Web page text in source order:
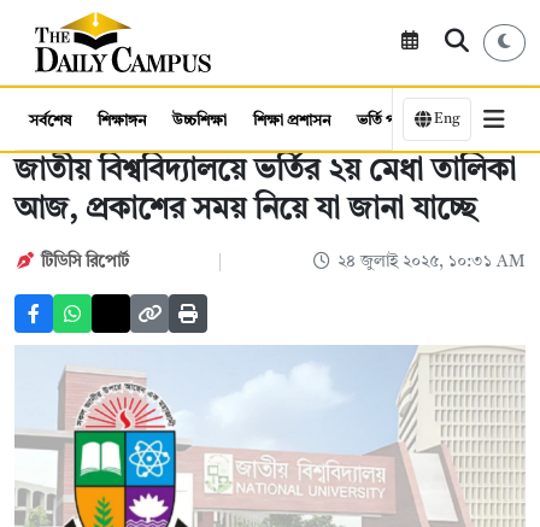
সর্বশেষ শিক্ষাঙ্গন উচ্চশিক্ষা শিক্ষা প্রশাসন ভর্তি পরীক্ষা কর্মসংস্থান
Eng
জাতীয় বিশ্ববিদ্যালয়ে ভর্তির ২য় মেধা তালিকা
আজ, প্রকাশের সময় নিয়ে যা জানা যাচ্ছে
টিডিসি রিপোর্ট ২৪ জুলাই ২০২৫, ১০:৩১ AM